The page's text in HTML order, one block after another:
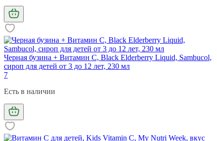
Черная бузина + Витамин С, Black Elderberry Liquid, Sambucol,
сироп для детей от 3 до 12 лет, 230 мл
7
Есть в наличии